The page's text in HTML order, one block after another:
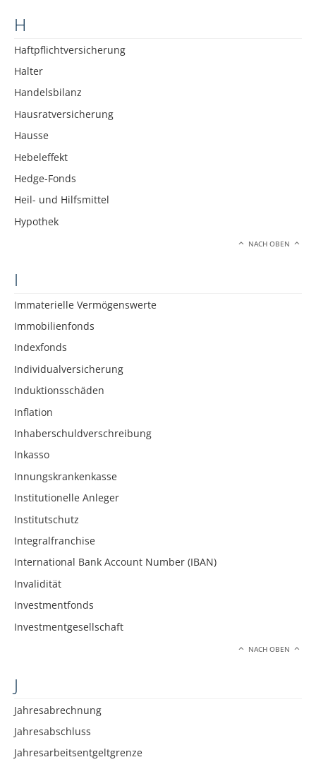
H
Haftpflichtversicherung
Halter
Handelsbilanz
Hausratversicherung
Hausse
Hebeleffekt
Hedge-Fonds
Heil- und Hilfsmittel
Hypothek
NACH OBEN
I
Immaterielle Vermögenswerte
Immobilienfonds
Indexfonds
Individualversicherung
Induktionsschäden
Inflation
Inhaberschuldverschreibung
Inkasso
Innungskrankenkasse
Institutionelle Anleger
Institutschutz
Integralfranchise
International Bank Account Number (IBAN)
Invalidität
Investmentfonds
Investmentgesellschaft
NACH OBEN
J
Jahresabrechnung
Jahresabschluss
Jahresarbeitsentgeltgrenze